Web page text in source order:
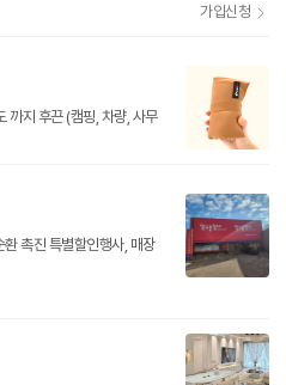
가입신청
까지 후끈 (캠핑, 차량, 사무
촉진 특별할인행사, 매장